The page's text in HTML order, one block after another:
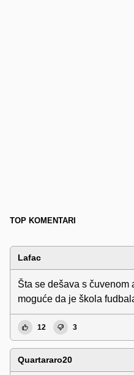
TOP KOMENTARI
Lafac
Šta se dešava s
moguće da je škola
12 3
Quartararo20